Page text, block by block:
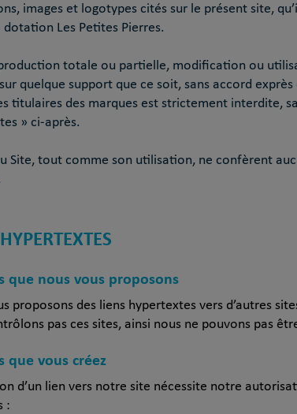
images et logotypes cités sur le présent site,
dotation Les Petites Pierres.
totale ou partielle, modification ou
quelque support que ce soit, sans accord
titulaires des marques est strictement interdite,
» ci-après.
Site, tout comme son utilisation, ne confèrent
que nous vous proposons
proposons des liens hypertextes vers d’autres
pas ces sites, ainsi nous ne pouvons pas
que vous créez
d’un lien vers notre site nécessite notre
: